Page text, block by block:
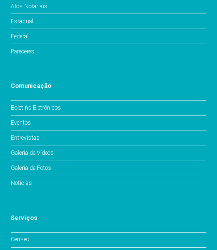
Atos Notariais
Estadual
Federal
Pareceres
Comunicação
Boletins Eletrônicos
Eventos
Entrevistas
Galeria de Vídeos
Galeria de Fotos
Notícias
Serviços
Censec